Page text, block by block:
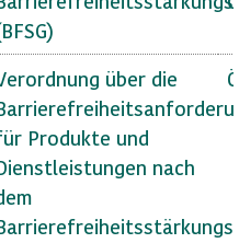
über die
Produkte und
nach